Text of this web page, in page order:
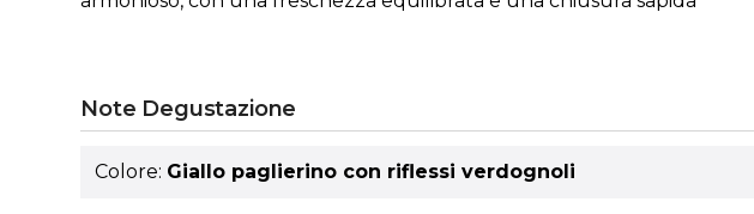
Note Degustazione
Colore: Giallo paglierino con riflessi verdognoli